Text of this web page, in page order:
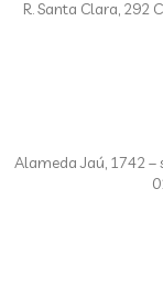
R. Santa Clara, 292
Alameda Jaú, 1742 –